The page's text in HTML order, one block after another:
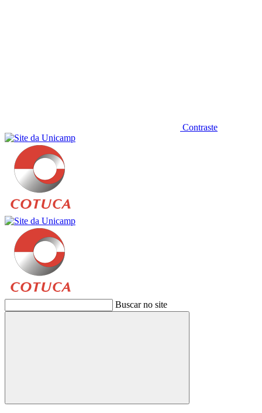
Contraste
Buscar no site
Buscar